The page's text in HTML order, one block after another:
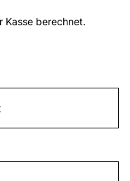
Kasse berechnet.